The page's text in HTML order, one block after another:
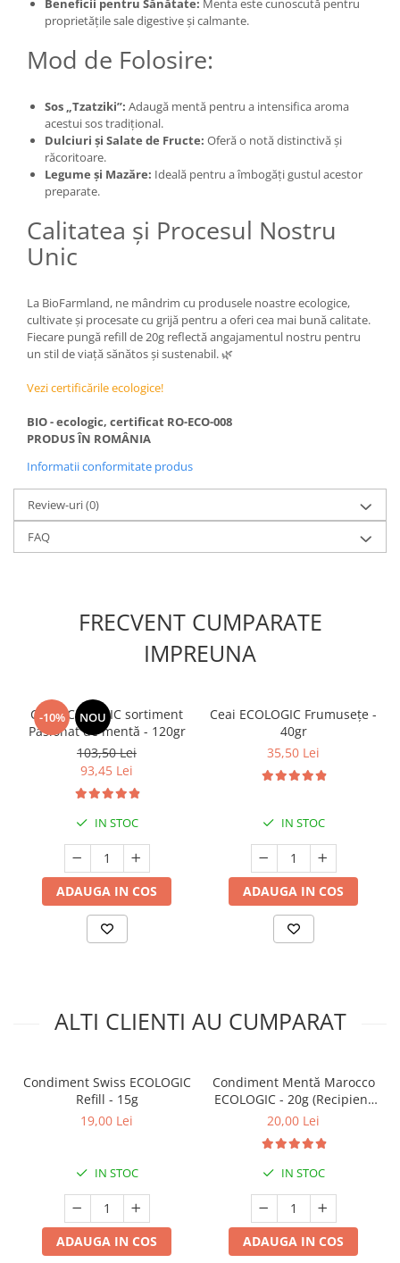
Beneficii pentru Sănătate: Menta este cunoscută pentru
proprietățile sale digestive și calmante.
Mod de Folosire:
Sos „Tzatziki”: Adaugă mentă pentru a intensifica aroma
acestui sos tradițional.
Dulciuri și Salate de Fructe: Oferă o notă distinctivă și
răcoritoare.
Legume și Mazăre: Ideală pentru a îmbogăți gustul acestor
preparate.
Calitatea și Procesul Nostru
Unic
La BioFarmland, ne mândrim cu produsele noastre ecologice,
cultivate și procesate cu grijă pentru a oferi cea mai bună calitate.
Fiecare pungă refill de 20g reflectă angajamentul nostru pentru
un stil de viață sănătos și sustenabil. 🌿
Vezi certificările ecologice!
BIO - ecologic, certificat RO-ECO-008
PRODUS ÎN ROMÂNIA
Informatii conformitate produs
Review-uri(0)
FAQ
FRECVENT CUMPARATE
IMPREUNA
-10% NOU
Ceai ECOLOGIC sortiment
Pasionat de mentă - 120gr
103,50 Lei
93,45 Lei
IN STOC
ADAUGA IN COS
Ceai ECOLOGIC Frumusețe -
40gr
35,50 Lei
IN STOC
ADAUGA IN COS
ALTI CLIENTI AU CUMPARAT
Condiment Swiss ECOLOGIC
Refill - 15g
19,00 Lei
IN STOC
ADAUGA IN COS
Condiment Mentă Marocco
ECOLOGIC - 20g (Recipient
Sticlă)
20,00 Lei
IN STOC
ADAUGA IN COS